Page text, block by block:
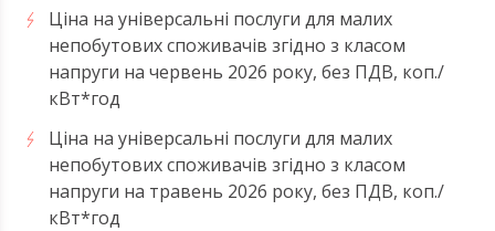
Ціна на універсальні послуги для малих
непобутових споживачів згідно з класом
напруги на червень 2026 року, без ПДВ, коп./
кВт*год
Ціна на універсальні послуги для малих
непобутових споживачів згідно з класом
напруги на травень 2026 року, без ПДВ, коп./
кВт*год